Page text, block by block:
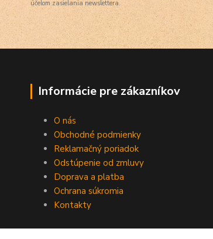
účelom zasielania newslettera.
Informácie pre zákazníkov
O nás
Obchodné podmienky
Reklamačný poriadok
Odstúpenie od zmluvy
Doprava a platba
Ochrana súkromia
Kontakty